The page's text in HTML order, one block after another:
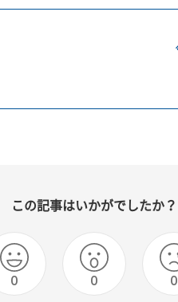
この記事はいかがでしたか？
0 0 0